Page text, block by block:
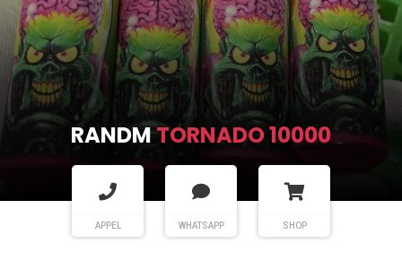
RANDMTORNADO 9000
APPEL WHATSAPP SHOP